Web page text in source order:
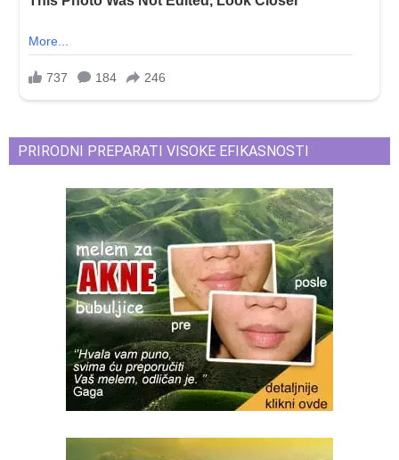
PRIRODNI PREPARATI VISOKE EFIKASNOSTI